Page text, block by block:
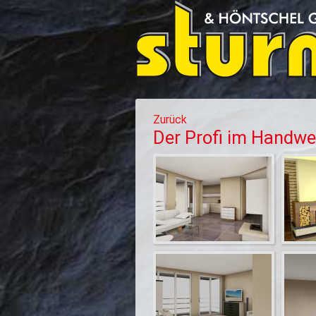
Zurück
Der Profi im